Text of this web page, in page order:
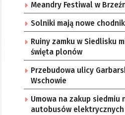
Meandry Festiwal w
Solniki mają nowe
Ruiny zamku w Siedlisku
święta plonów
Przebudowa ulicy
Wschowie
Umowa na zakup siedmiu
autobusów elektrycznych